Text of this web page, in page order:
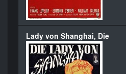
Lady von Shanghai, Die